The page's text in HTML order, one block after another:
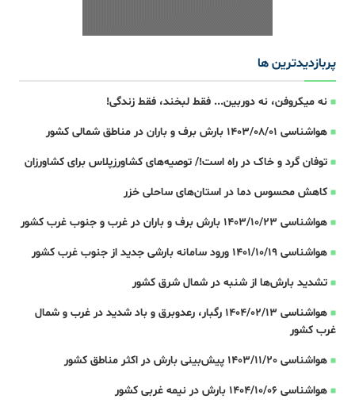
پربازدیدترین ها
نه میکروفن، نه دوربین... فقط لبخند، فقط زندگی!
هواشناسی 1403/08/01 بارش برف و باران در مناطق شمالی کشور
توفان گرد و خاک در راه است!/ توصیه‌های کشاورزپلاس برای کشاورزان
کاهش محسوس دما در استان‌های ساحلی خزر
هواشناسی 1403/10/23 بارش برف و باران در غرب و جنوب غرب کشور
هواشناسی 1401/10/19 ورود سامانه بارشی جدید از جنوب غرب کشور
تشدید بارش‌ها از شنبه در شمال شرق کشور
هواشناسی 1404/02/13 رگبار، رعدوبرق و باد شدید در غرب و شمال
غرب کشور
هواشناسی 1403/11/20 پیش‌بینی بارش در اکثر مناطق کشور
هواشناسی 1404/10/06 بارش در نیمه غربی کشور